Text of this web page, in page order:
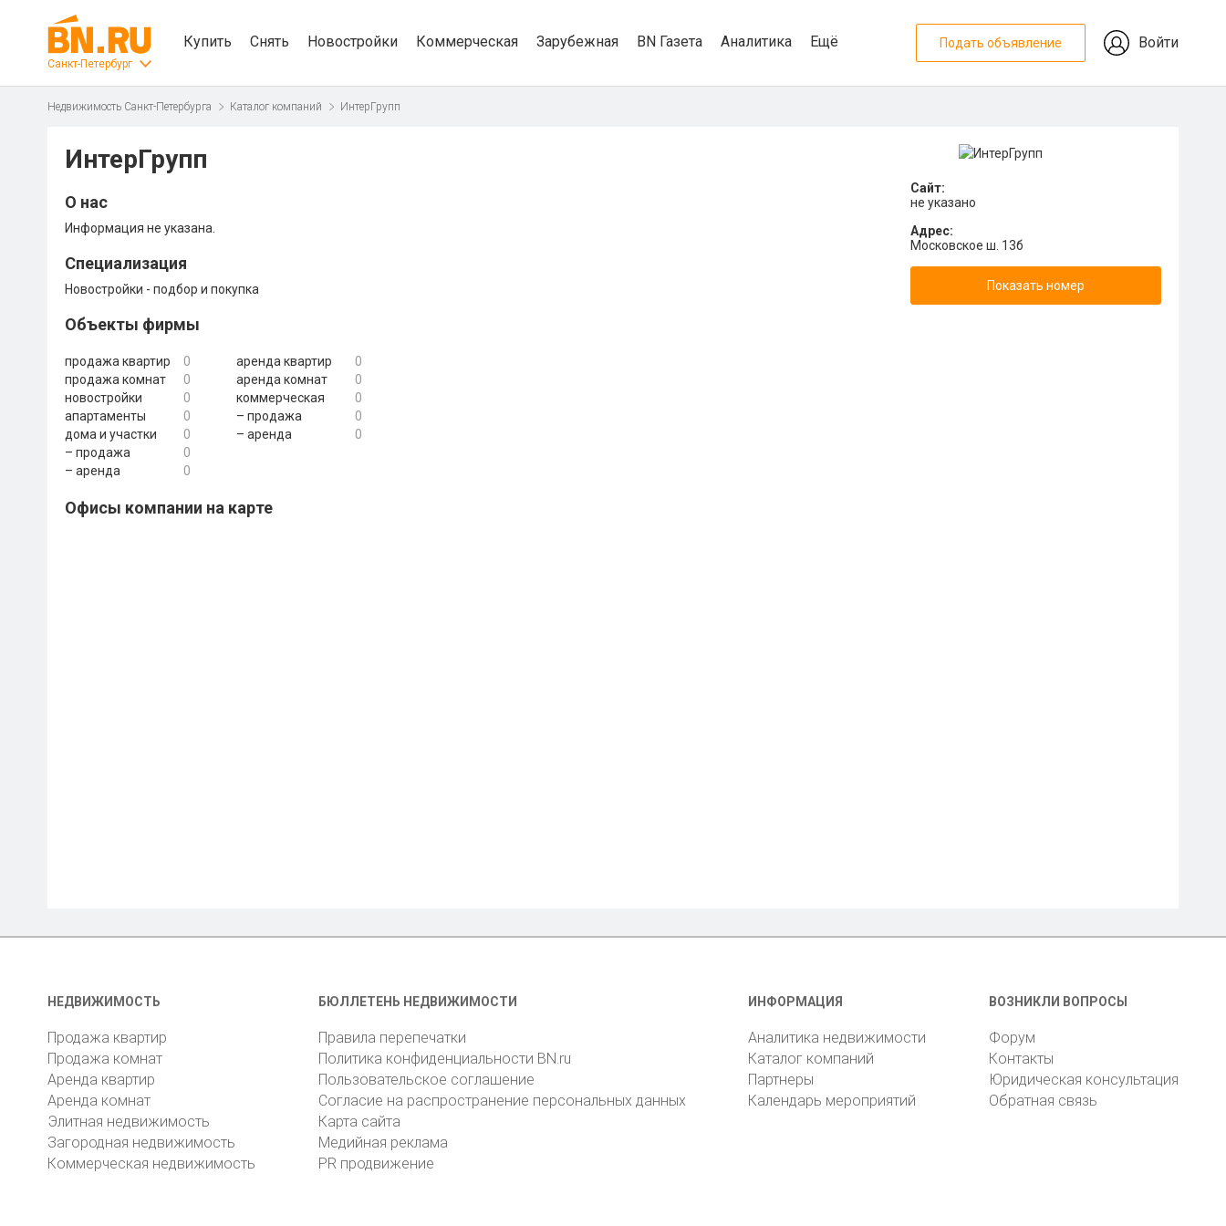
Санкт-Петербург
Купить Снять Новостройки Коммерческая Зарубежная BN Газета Аналитика Ещё Подать объявление Войти
Недвижимость Санкт-Петербурга Каталог компаний ИнтерГрупп
ИнтерГрупп
О нас
Информация не указана.
Специализация
Новостройки - подбор и покупка
Объекты фирмы
продажа квартир
0
продажа комнат
0
новостройки
0
апартаменты
0
дома и участки
0
– продажа
0
– аренда
0
аренда квартир
0
аренда комнат
0
коммерческая
0
– продажа
0
– аренда
0
Сайт:
не указано
Адрес:
Московское ш. 13б
Показать номер
Офисы компании на карте
НЕДВИЖИМОСТЬ
Продажа квартир
Продажа комнат
Аренда квартир
Аренда комнат
Элитная недвижимость
Загородная недвижимость
Коммерческая недвижимость
БЮЛЛЕТЕНЬ НЕДВИЖИМОСТИ
Правила перепечатки
Политика конфиденциальности BN.ru
Пользовательское соглашение
Согласие на распространение персональных данных
Карта сайта
Медийная реклама
PR продвижение
ИНФОРМАЦИЯ
Аналитика недвижимости
Каталог компаний
Партнеры
Календарь мероприятий
ВОЗНИКЛИ ВОПРОСЫ
Форум
Контакты
Юридическая консультация
Обратная связь